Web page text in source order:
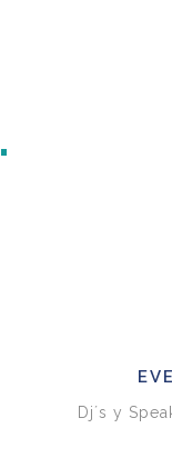
Dj´s y